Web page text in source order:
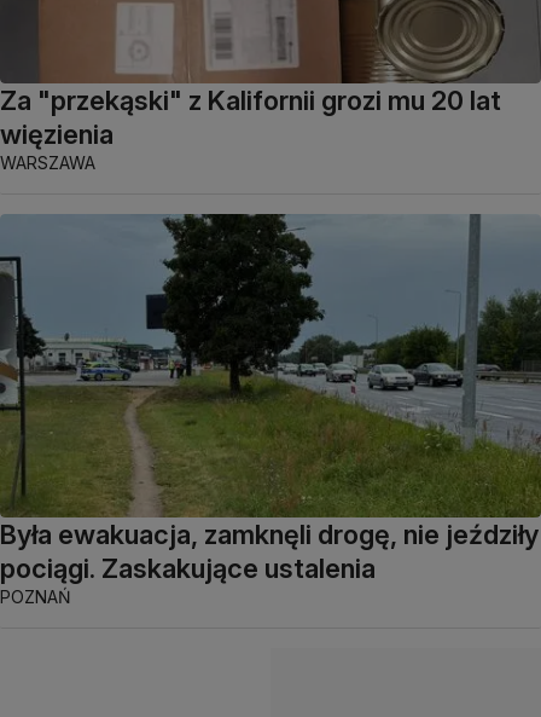
Za "przekąski" z Kalifornii grozi mu 20 lat
więzienia
WARSZAWA
Była ewakuacja, zamknęli drogę, nie jeździły
pociągi. Zaskakujące ustalenia
POZNAŃ